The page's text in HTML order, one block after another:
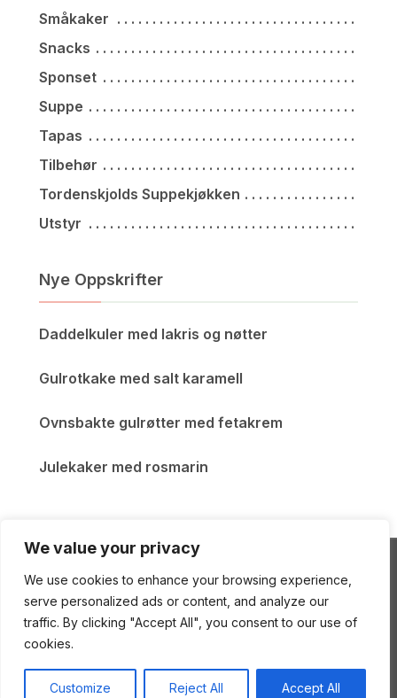
We value your privacy
We use cookies to enhance your browsing experience,
serve personalized ads or content, and analyze our
traffic. By clicking "Accept All", you consent to our use of
cookies.
Customize Reject All Accept All
Småkaker
Snacks
Sponset
Suppe
Tapas
Tilbehør
Tordenskjolds Suppekjøkken
Utstyr
Nye Oppskrifter
Daddelkuler med lakris og nøtter
Gulrotkake med salt karamell
Ovnsbakte gulrøtter med fetakrem
Julekaker med rosmarin
ENEstående Mat
Copyright © 2026 ENEstående Mat —Gourmand
ThemebyWPZOOM